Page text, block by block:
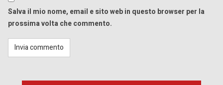
Salva il mio nome, email e sito web in questo browser per la
prossima volta che commento.